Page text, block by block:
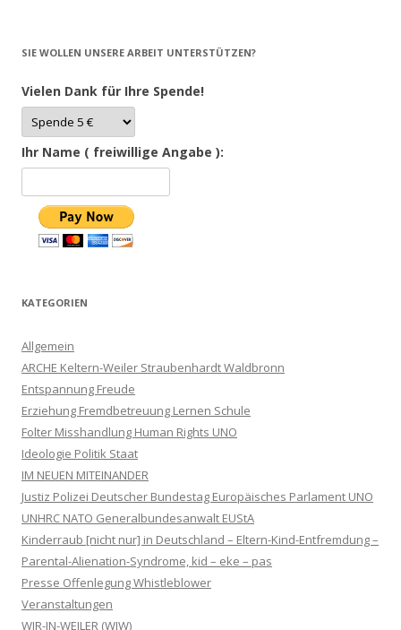
SIE WOLLEN UNSERE ARBEIT UNTERSTÜTZEN?
Vielen Dank für Ihre Spende!
Ihr Name ( freiwillige Angabe ):
KATEGORIEN
Allgemein
ARCHE Keltern-Weiler Straubenhardt Waldbronn
Entspannung Freude
Erziehung Fremdbetreuung Lernen Schule
Folter Misshandlung Human Rights UNO
Ideologie Politik Staat
IM NEUEN MITEINANDER
Justiz Polizei Deutscher Bundestag Europäisches Parlament UNO
UNHRC NATO Generalbundesanwalt EUStA
Kinderraub [nicht nur] in Deutschland – Eltern-Kind-Entfremdung –
Parental-Alienation-Syndrome, kid – eke – pas
Presse Offenlegung Whistleblower
Veranstaltungen
WIR-IN-WEILER (WIW)